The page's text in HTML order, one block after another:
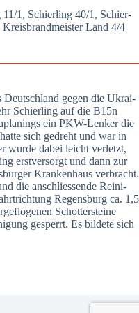
1, Schier­ling 40/1, Schier­
Land 4/4
gegen die Ukrai­
Schier­ling auf die B15n
ein PKW-Len­ker die
sich gedreht und war in
wur­de dabei leicht ver­letzt,
erst­ver­sorgt und dann zur
Kran­ken­haus ver­bracht.
die anschlies­sen­de Rei­ni­
Regens­burg ca. 1,5
Schot­ter­stei­ne
gesperrt. Es bil­de­te sich